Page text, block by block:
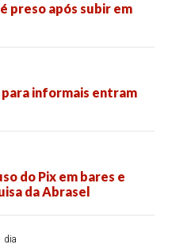
preso após subir em
informais entram
do Pix em bares e
da Abrasel
dia